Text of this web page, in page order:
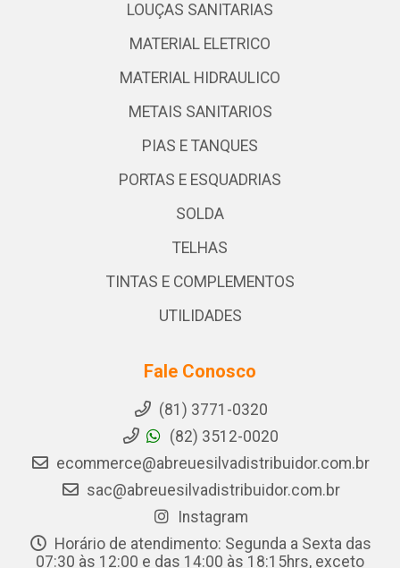
LOUÇAS SANITARIAS
MATERIAL ELETRICO
MATERIAL HIDRAULICO
METAIS SANITARIOS
PIAS E TANQUES
PORTAS E ESQUADRIAS
SOLDA
TELHAS
TINTAS E COMPLEMENTOS
UTILIDADES
Fale Conosco
(81) 3771-0320
(82) 3512-0020
ecommerce@abreuesilvadistribuidor.com.br
sac@abreuesilvadistribuidor.com.br
Instagram
Horário de atendimento: Segunda a Sexta das
07:30 às 12:00 e das 14:00 às 18:15hrs, exceto